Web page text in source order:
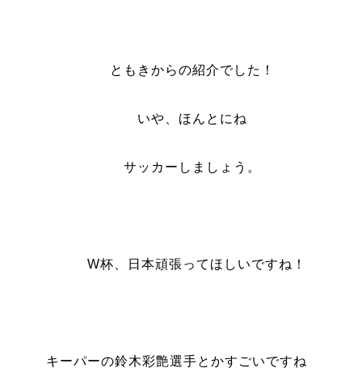
ともきからの紹介でした！
いや、ほんとにね
サッカーしましょう。
W杯、日本頑張ってほしいですね！
キーパーの鈴木彩艶選手とかすごいですね